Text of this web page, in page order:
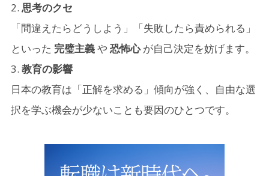
思考のクセ
「間違えたらどうしよう」「失敗したら責められる」
といった 完璧主義や 恐怖心が自己決定を妨げます。
教育の影響
日本の教育は「正解を求める」傾向が強く、自由な選
択を学ぶ機会が少ないことも要因のひとつです。